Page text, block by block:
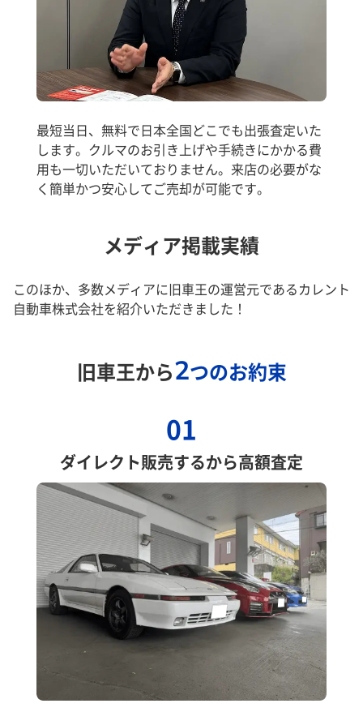
最短当日、無料で日本全国どこでも出張査定いた
します。クルマのお引き上げや手続きにかかる費
用も一切いただいておりません。来店の必要がな
く簡単かつ安心してご売却が可能です。
メディア掲載実績
このほか、多数メディアに旧車王の運営元であるカレント
自動車株式会社を紹介いただきました！
旧車王から2つのお約束
01
ダイレクト販売するから高額査定